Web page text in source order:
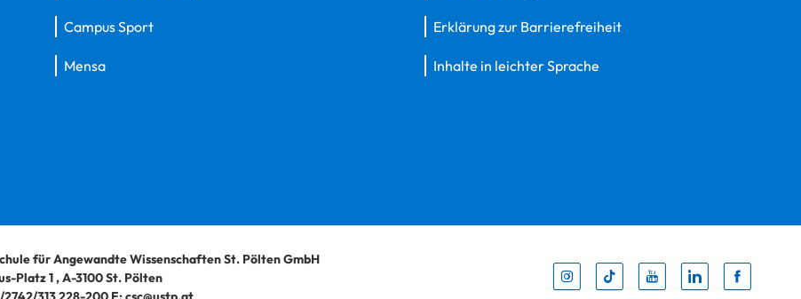
Campus Sport
Mensa
Erklärung zur Barrierefreiheit
Inhalte in leichter Sprache
für Angewandte Wissenschaften St. Pölten GmbH
Platz 1,A-3100St. Pölten